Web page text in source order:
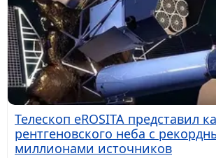
Телескоп eROSITA представил
рентгеновского неба с
миллионами источников